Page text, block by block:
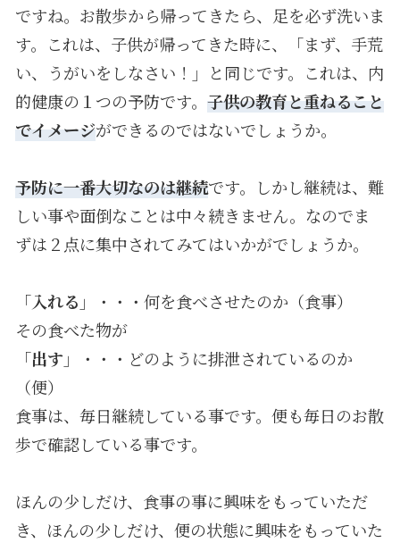
ですね。お散歩から帰ってきたら、足を必ず洗いま
す。これは、子供が帰ってきた時に、「まず、手荒
い、うがいをしなさい！」と同じです。これは、内
的健康の１つの予防です。 子供の教育と重ねること
でイメージができるのではないでしょうか。
予防に一番大切なのは継続です。しかし継続は、難
しい事や面倒なことは中々続きません。なのでま
ずは２点に集中されてみてはいかがでしょうか。
「入れる 」・・・何を食べさせたのか（食事）
その食べた物が
「出す」・・・どのように排泄されているのか
（便）
食事は、毎日継続している事です。便も毎日のお散
歩で確認している事です。
ほんの少しだけ、食事の事に興味をもっていただ
き、ほんの少しだけ、便の状態に興味をもっていた